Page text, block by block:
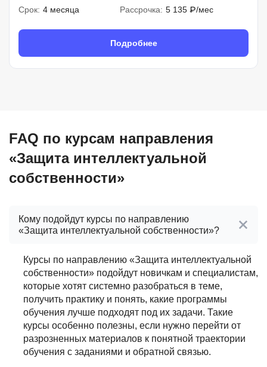
Срок: 4 месяца Рассрочка: 5 135 ₽/мес
Подробнее
FAQ по курсам направления
«Защита интеллектуальной
собственности»
Кому подойдут курсы по направлению
«Защита интеллектуальной собственности»?
Курсы по направлению «Защита интеллектуальной
собственности» подойдут новичкам и специалистам,
которые хотят системно разобраться в теме,
получить практику и понять, какие программы
обучения лучше подходят под их задачи. Такие
курсы особенно полезны, если нужно перейти от
разрозненных материалов к понятной траектории
обучения с заданиями и обратной связью.